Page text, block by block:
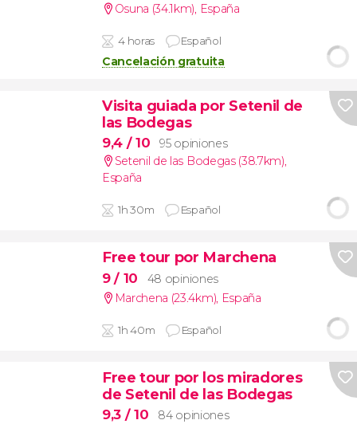
Osuna (34.1km), España
4 horas Español
Cancelación gratuita
Visita guiada por Setenil de
las Bodegas
9,4 / 10
95 opiniones
Setenil de las Bodegas (38.7km),
España
1h 30m Español
Free tour por Marchena
9/ 10
48 opiniones
Marchena (23.4km), España
1h 40m Español
Free tour por los miradores
de Setenil de las Bodegas
9,3 / 10
84 opiniones